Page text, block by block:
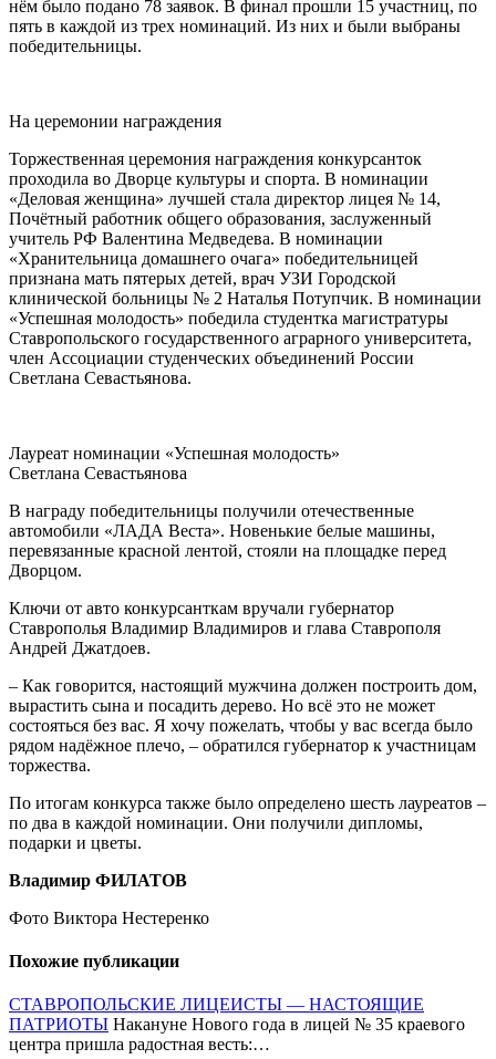
нём было подано 78 заявок. В финал прошли 15 участниц, по
пять в каждой из трех номинаций. Из них и были выбраны
победительницы.
На церемонии награждения
Торжественная церемония награждения конкурсанток
проходила во Дворце культуры и спорта. В номинации
«Деловая женщина» лучшей стала директор лицея № 14,
Почётный работник общего образования, заслуженный
учитель РФ Валентина Медведева. В номинации
«Хранительница домашнего очага» победительницей
признана мать пятерых детей, врач УЗИ Городской
клинической больницы № 2 Наталья Потупчик. В номинации
«Успешная молодость» победила студентка магистратуры
Ставропольского государственного аграрного университета,
член Ассоциации студенческих объединений России
Светлана Севастьянова.
Лауреат номинации «Успешная молодость»
Светлана Севастьянова
В награду победительницы получили отечественные
автомобили «ЛАДА Веста». Новенькие белые машины,
перевязанные красной лентой, стояли на площадке перед
Дворцом.
Ключи от авто конкурсанткам вручали губернатор
Ставрополья Владимир Владимиров и глава Ставрополя
Андрей Джатдоев.
– Как говорится, настоящий мужчина должен построить дом,
вырастить сына и посадить дерево. Но всё это не может
состояться без вас. Я хочу пожелать, чтобы у вас всегда было
рядом надёжное плечо, – обратился губернатор к участницам
торжества.
По итогам конкурса также было определено шесть лауреатов –
по два в каждой номинации. Они получили дипломы,
подарки и цветы.
Владимир ФИЛАТОВ
Фото Виктора Нестеренко
Похожие публикации
СТАВРОПОЛЬСКИЕ ЛИЦЕИСТЫ — НАСТОЯЩИЕ
ПАТРИОТЫ Накануне Нового года в лицей № 35 краевого
центра пришла радостная весть:…